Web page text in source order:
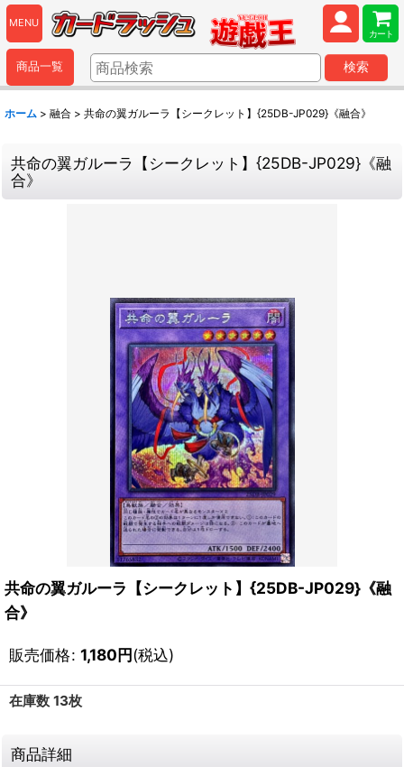
MENU
カート
商品一覧 検索
ホーム > 融合 > 共命の翼ガルーラ【シークレット】{25DB-JP029}《融合》
共命の翼ガルーラ【シークレット】{25DB-JP029}《融
合》
共命の翼ガルーラ【シークレット】{25DB-JP029}《融
合》
販売価格: 1,180円(税込)
在庫数 13枚
商品詳細